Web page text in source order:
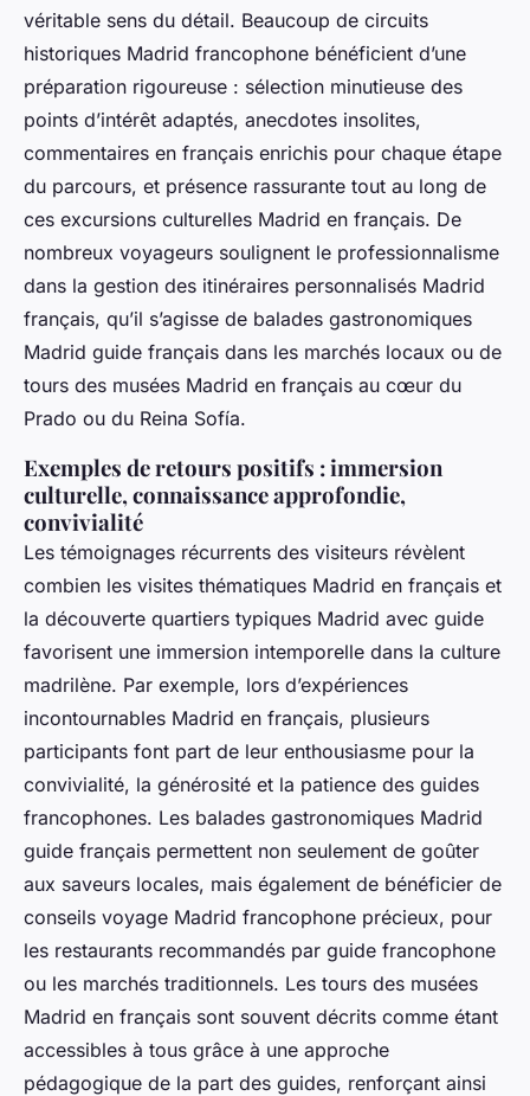
véritable sens du détail. Beaucoup de circuits
historiques Madrid francophone bénéficient d’une
préparation rigoureuse : sélection minutieuse des
points d’intérêt adaptés, anecdotes insolites,
commentaires en français enrichis pour chaque étape
du parcours, et présence rassurante tout au long de
ces excursions culturelles Madrid en français. De
nombreux voyageurs soulignent le professionnalisme
dans la gestion des itinéraires personnalisés Madrid
français, qu’il s’agisse de balades gastronomiques
Madrid guide français dans les marchés locaux ou de
tours des musées Madrid en français au cœur du
Prado ou du Reina Sofía.
Exemples de retours positifs : immersion
culturelle, connaissance approfondie,
convivialité
Les témoignages récurrents des visiteurs révèlent
combien les visites thématiques Madrid en français et
la découverte quartiers typiques Madrid avec guide
favorisent une immersion intemporelle dans la culture
madrilène. Par exemple, lors d’expériences
incontournables Madrid en français, plusieurs
participants font part de leur enthousiasme pour la
convivialité, la générosité et la patience des guides
francophones. Les balades gastronomiques Madrid
guide français permettent non seulement de goûter
aux saveurs locales, mais également de bénéficier de
conseils voyage Madrid francophone précieux, pour
les restaurants recommandés par guide francophone
ou les marchés traditionnels. Les tours des musées
Madrid en français sont souvent décrits comme étant
accessibles à tous grâce à une approche
pédagogique de la part des guides, renforçant ainsi